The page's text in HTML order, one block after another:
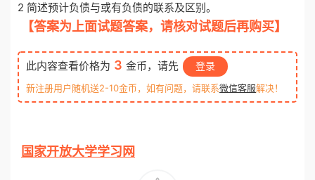
2 简述预计负债与或有负债的联系及区别。
【答案为上面试题答案，请核对试题后再购买】
此内容查看价格为 3 金币，请先 登录
新注册用户随机送2-10金币，如有问题，请联系微信客服解决！
国家开放大学学习网